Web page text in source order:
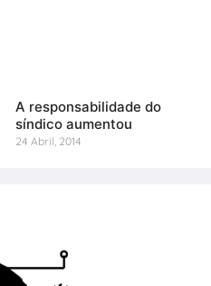
A responsabilidade do
síndico aumentou
24 Abril, 2014